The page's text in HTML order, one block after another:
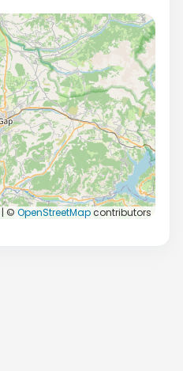
| © OpenStreetMapcontributors